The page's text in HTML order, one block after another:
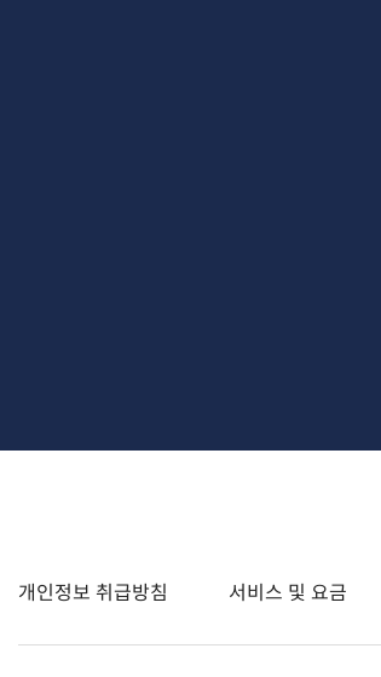
개인정보 취급방침 서비스 및 요금